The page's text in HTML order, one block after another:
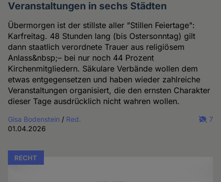
Veranstaltungen in sechs Städten
Übermorgen ist der stillste aller "Stillen Feiertage":
Karfreitag. 48 Stunden lang (bis Ostersonntag) gilt
dann staatlich verordnete Trauer aus religiösem
Anlass&nbsp;– bei nur noch 44 Prozent
Kirchenmitgliedern. Säkulare Verbände wollen dem
etwas entgegensetzen und haben wieder zahlreiche
Veranstaltungen organisiert, die den ernsten Charakter
dieser Tage ausdrücklich nicht wahren wollen.
Gisa Bodenstein / Red.
01.04.2026
7
RECHT